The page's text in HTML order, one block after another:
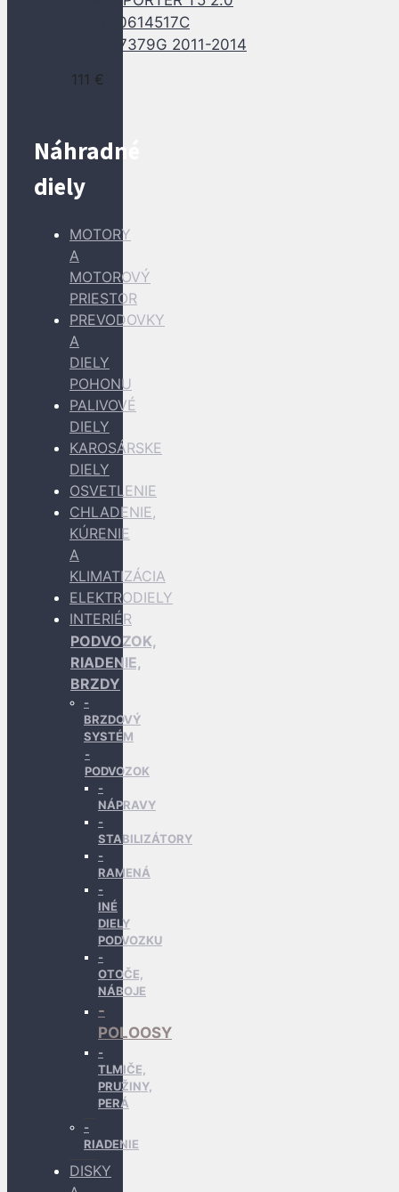
TDI 7E0614517C
7E0907379G 2011-2014
111 €
Náhradné
diely
MOTORY
A
MOTOROVÝ
PRIESTOR
PREVODOVKY
A
DIELY
POHONU
PALIVOVÉ
DIELY
KAROSÁRSKE
DIELY
OSVETLENIE
CHLADENIE,
KÚRENIE
A
KLIMATIZÁCIA
ELEKTRODIELY
INTERIÉR
PODVOZOK,
RIADENIE,
BRZDY
BRZDOVÝ
SYSTÉM
PODVOZOK
NÁPRAVY
STABILIZÁTORY
RAMENÁ
INÉ
DIELY
PODVOZKU
OTOČE,
NÁBOJE
POLOOSY
TLMIČE,
PRUŽINY,
PERÁ
RIADENIE
DISKY